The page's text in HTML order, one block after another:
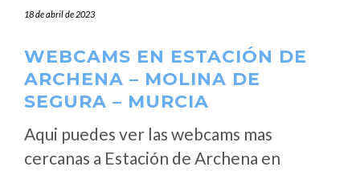
18 de abril de 2023
WEBCAMS EN ESTACIÓN DE
ARCHENA – MOLINA DE
SEGURA – MURCIA
Aqui puedes ver las webcams mas
cercanas a Estación de Archena en